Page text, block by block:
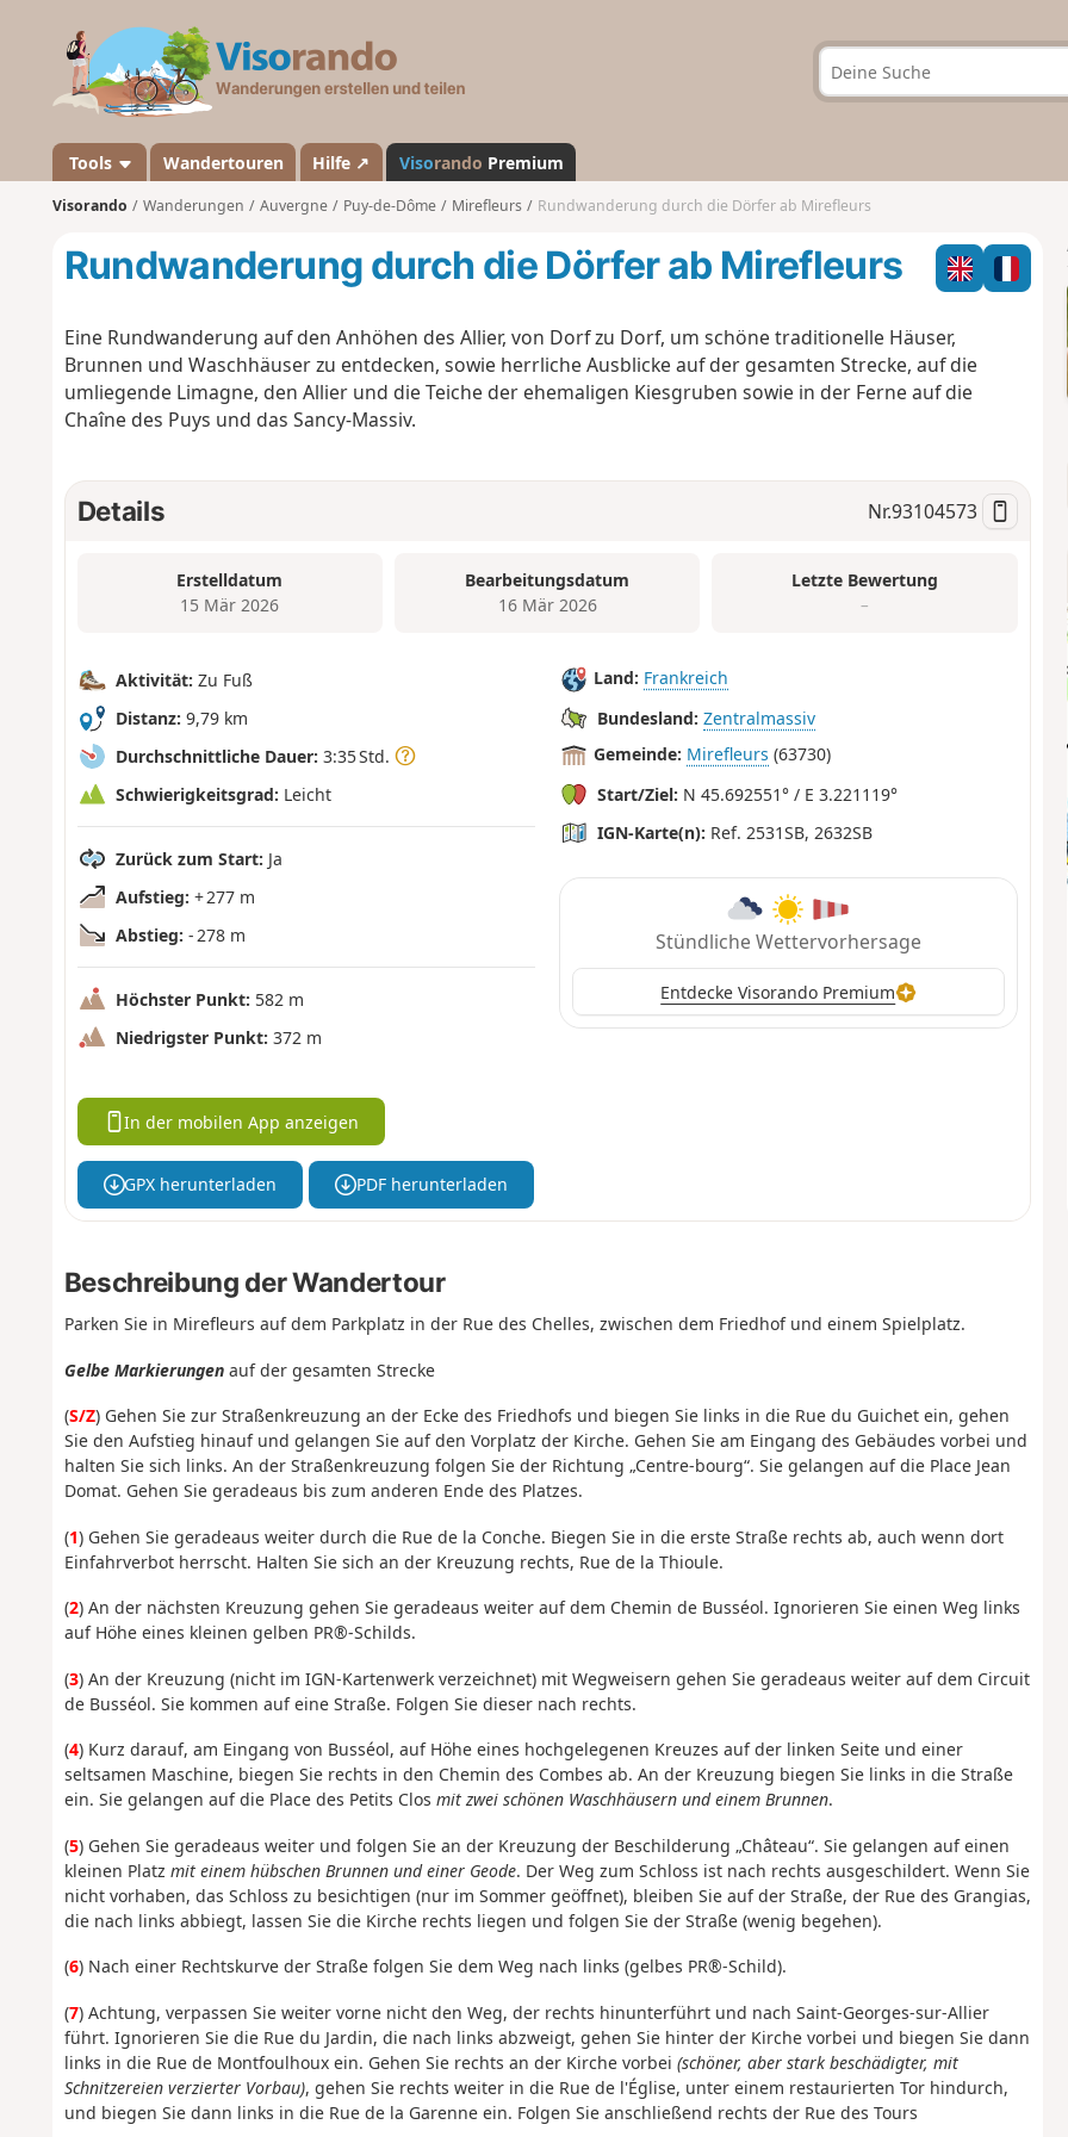
a
n
d
Tools Wandertouren Hilfe ↗ Visorando Premium
Visorando Wanderungen Auvergne Puy-de-Dôme Mirefleurs Rundwanderung durch die Dörfer ab Mirefleurs
Rundwanderung durch die Dörfer ab Mirefleurs
Eine Rundwanderung auf den Anhöhen des Allier, von Dorf zu Dorf, um schöne traditionelle Häuser,
Brunnen und Waschhäuser zu entdecken, sowie herrliche Ausblicke auf der gesamten Strecke, auf die
umliegende Limagne, den Allier und die Teiche der ehemaligen Kiesgruben sowie in der Ferne auf die
Chaîne des Puys und das Sancy-Massiv.
Details Nr.93104573
Erstelldatum
15 Mär 2026
Bearbeitungsdatum
16 Mär 2026
Letzte Bewertung
–
Aktivität: Zu Fuß
Distanz: 9,79 km
Durchschnittliche Dauer: 3:35 Std.
Schwierigkeitsgrad: Leicht
Zurück zum Start: Ja
Aufstieg: + 277 m
Abstieg: - 278 m
Höchster Punkt: 582 m
Niedrigster Punkt: 372 m
Land: Frankreich
Bundesland: Zentralmassiv
Gemeinde: Mirefleurs (63730)
Start/Ziel: N 45.692551° / E 3.221119°
IGN-Karte(n): Ref. 2531SB, 2632SB
Stündliche Wettervorhersage
Entdecke Visorando Premium
In der mobilen App anzeigen
GPX herunterladen PDF herunterladen
Beschreibung der Wandertour
Parken Sie in Mirefleurs auf dem Parkplatz in der Rue des Chelles, zwischen dem Friedhof und einem Spielplatz.
Gelbe Markierungenauf der gesamten Strecke
(S/Z) Gehen Sie zur Straßenkreuzung an der Ecke des Friedhofs und biegen Sie links in die Rue du Guichet ein, gehen
Sie den Aufstieg hinauf und gelangen Sie auf den Vorplatz der Kirche. Gehen Sie am Eingang des Gebäudes vorbei und
halten Sie sich links. An der Straßenkreuzung folgen Sie der Richtung „Centre-bourg“. Sie gelangen auf die Place Jean
Domat. Gehen Sie geradeaus bis zum anderen Ende des Platzes.
(1) Gehen Sie geradeaus weiter durch die Rue de la Conche. Biegen Sie in die erste Straße rechts ab, auch wenn dort
Einfahrverbot herrscht. Halten Sie sich an der Kreuzung rechts, Rue de la Thioule.
(2) An der nächsten Kreuzung gehen Sie geradeaus weiter auf dem Chemin de Busséol. Ignorieren Sie einen Weg links
auf Höhe eines kleinen gelben PR®-Schilds.
(3) An der Kreuzung (nicht im IGN-Kartenwerk verzeichnet) mit Wegweisern gehen Sie geradeaus weiter auf dem Circuit
de Busséol. Sie kommen auf eine Straße. Folgen Sie dieser nach rechts.
(4) Kurz darauf, am Eingang von Busséol, auf Höhe eines hochgelegenen Kreuzes auf der linken Seite und einer
seltsamen Maschine, biegen Sie rechts in den Chemin des Combes ab. An der Kreuzung biegen Sie links in die Straße
ein. Sie gelangen auf die Place des Petits Clos mit zwei schönen Waschhäusern und einem Brunnen.
(5) Gehen Sie geradeaus weiter und folgen Sie an der Kreuzung der Beschilderung „Château“. Sie gelangen auf einen
kleinen Platz mit einem hübschen Brunnen und einer Geode. Der Weg zum Schloss ist nach rechts ausgeschildert. Wenn Sie
nicht vorhaben, das Schloss zu besichtigen (nur im Sommer geöffnet), bleiben Sie auf der Straße, der Rue des Grangias,
die nach links abbiegt, lassen Sie die Kirche rechts liegen und folgen Sie der Straße (wenig begehen).
(6) Nach einer Rechtskurve der Straße folgen Sie dem Weg nach links (gelbes PR®-Schild).
(7) Achtung, verpassen Sie weiter vorne nicht den Weg, der rechts hinunterführt und nach Saint-Georges-sur-Allier
führt. Ignorieren Sie die Rue du Jardin, die nach links abzweigt, gehen Sie hinter der Kirche vorbei und biegen Sie dann
links in die Rue de Montfoulhoux ein. Gehen Sie rechts an der Kirche vorbei (schöner, aber stark beschädigter, mit
Schnitzereien verzierter Vorbau), gehen Sie rechts weiter in die Rue de l'Église, unter einem restaurierten Tor hindurch,
und biegen Sie dann links in die Rue de la Garenne ein. Folgen Sie anschließend rechts der Rue des Tours